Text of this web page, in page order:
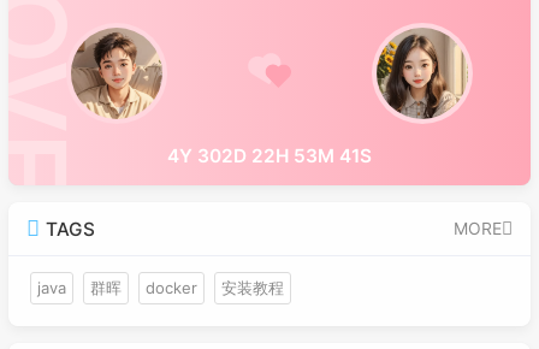
4Y 302D 22H 53M 41S
TAGS MORE
java 群晖 docker 安装教程